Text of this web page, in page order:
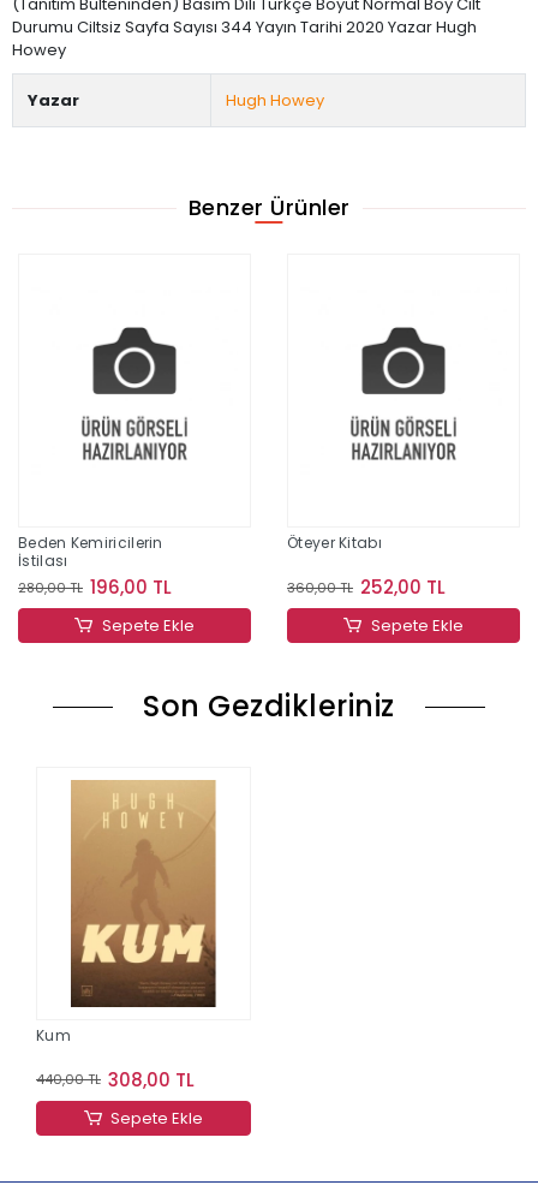
Durumu Ciltsiz Sayfa Sayısı 344 Yayın Tarihi 2020 Yazar Hugh
Howey
Yazar Hugh Howey
Benzer Ürünler
Beden Kemiricilerin
İstilası
280,00 TL 196,00 TL
Sepete Ekle
Öteyer Kitabı
360,00 TL 252,00 TL
Sepete Ekle
Son Gezdikleriniz
Kum
440,00 TL 308,00 TL
Sepete Ekle